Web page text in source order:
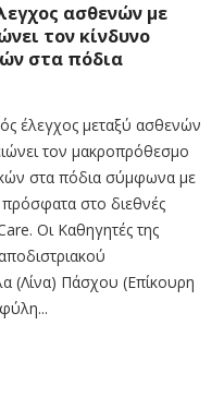
ασθενών με
τον κίνδυνο
στα πόδια
έλεγχος μεταξύ ασθενών
τον μακροπρόθεσμο
στα πόδια σύμφωνα με
στο διεθνές
Οι Καθηγητές της
(Λίνα) Πάσχου (Επίκουρη